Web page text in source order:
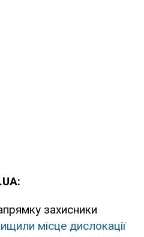
захисники
місце дислокації